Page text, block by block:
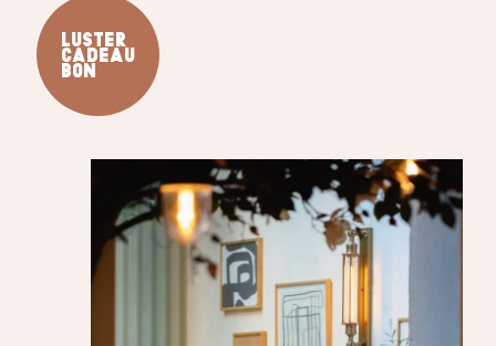
luster
cadeau
bon